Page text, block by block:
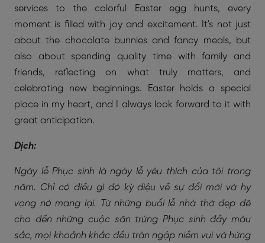
services to the colorful Easter egg hunts, every
moment is filled with joy and excitement. It's not just
about the chocolate bunnies and fancy meals, but
also about spending quality time with family and
friends, reflecting on what truly matters, and
celebrating new beginnings. Easter holds a special
place in my heart, and I always look forward to it with
great anticipation.
Dịch:
Ngày lễ Phục sinh là ngày lễ yêu thích của tôi trong
năm. Chỉ có điều gì đó kỳ diệu về sự đổi mới và hy
vọng nó mang lại. Từ những buổi lễ nhà thờ đẹp đẽ
cho đến những cuộc săn trứng Phục sinh đầy màu
sắc, mọi khoảnh khắc đều tràn ngập niềm vui và hứng